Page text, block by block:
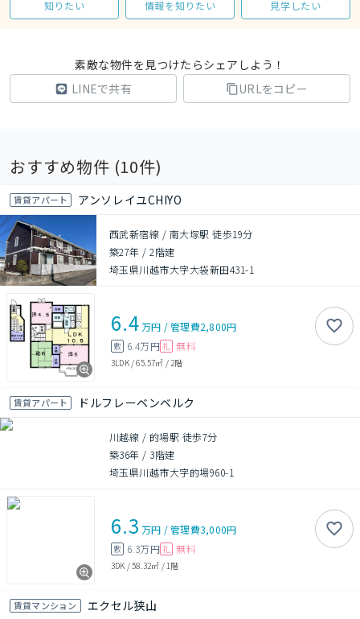
知りたい
情報を知りたい
見学したい
素敵な物件を見つけたらシェアしよう！
LINEで共有
URLをコピー
おすすめ物件 (10件)
賃貸アパート アンソレイユCHIYO
西武新宿線 / 南大塚駅 徒歩19分
築27年 /2階建
埼玉県川越市大字大袋新田431-1
6.4万円 /管理費2,800円
敷 6.4万円 礼 無料
3LDK/65.57㎡ / 2階
賃貸アパート ドルフレーベンベルク
川越線 / 的場駅 徒歩7分
築36年 / 3階建
埼玉県川越市大字的場960-1
6.3 万円 /管理費3,000円
敷 6.3万円 礼 無料
3DK /58.32㎡ / 1階
賃貸マンション エクセル狭山